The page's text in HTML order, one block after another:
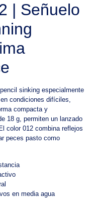
| Señuelo
sinking especialmente
condiciones difíciles,
compacta y
18 g, permiten un lanzado
color 012 combina reflejos
peces pasto como
en media agua